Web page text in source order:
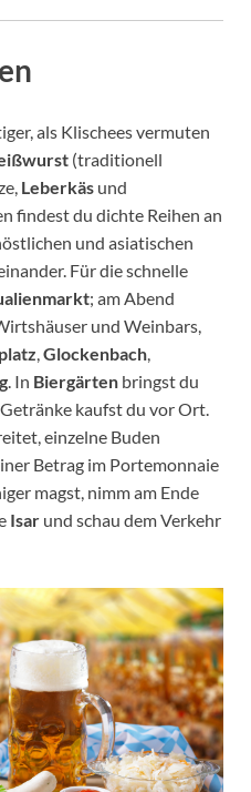
als Klischees vermuten
(traditionell
Leberkäs und
findest du dichte Reihen an
und asiatischen
Für die schnelle
; am Abend
und Weinbars,
,Glockenbach,
. In Biergärten bringst du
kaufst du vor Ort.
einzelne Buden
Betrag im Portemonnaie
magst, nimm am Ende
Isar und schau dem Verkehr